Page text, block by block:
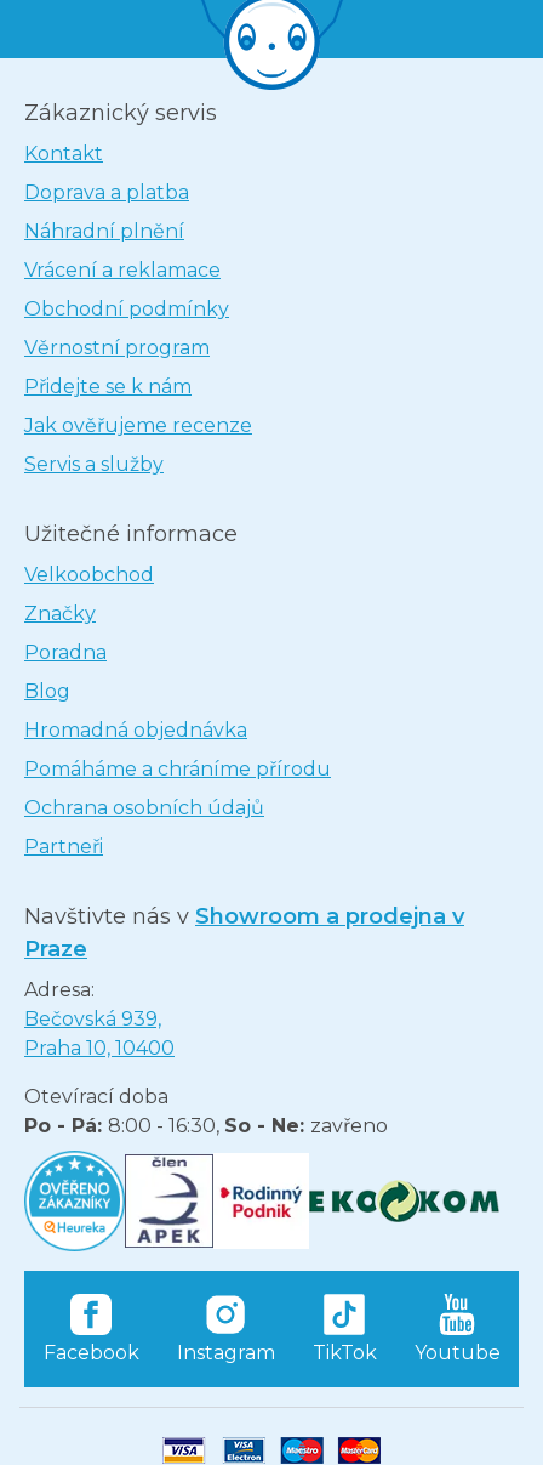
Zákaznický servis
Kontakt
Doprava a platba
Náhradní plnění
Vrácení a reklamace
Obchodní podmínky
Věrnostní program
Přidejte se k nám
Jak ověřujeme recenze
Servis a služby
Užitečné informace
Velkoobchod
Značky
Poradna
Blog
Hromadná objednávka
Pomáháme a chráníme přírodu
Ochrana osobních údajů
Partneři
Navštivte nás v Showroom a prodejna v
Praze
Adresa:
Bečovská 939,
Praha 10, 10400
Otevírací doba
Po - Pá: 8:00 - 16:30, So - Ne: zavřeno
Facebook Instagram TikTok Youtube